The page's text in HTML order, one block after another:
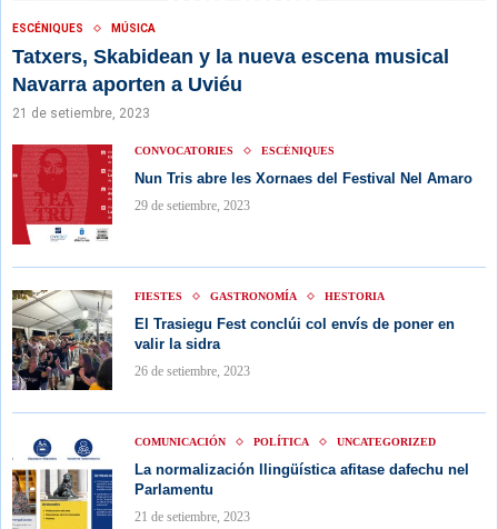
ESCÉNIQUES MÚSICA
Tatxers, Skabidean y la nueva escena musical
Navarra aporten a Uviéu
21 de setiembre, 2023
CONVOCATORIES ESCÉNIQUES
Nun Tris abre les Xornaes del Festival Nel Amaro
29 de setiembre, 2023
FIESTES GASTRONOMÍA HESTORIA
El Trasiegu Fest conclúi col envís de poner en
valir la sidra
26 de setiembre, 2023
COMUNICACIÓN POLÍTICA UNCATEGORIZED
La normalización llingüística afitase dafechu nel
Parlamentu
21 de setiembre, 2023